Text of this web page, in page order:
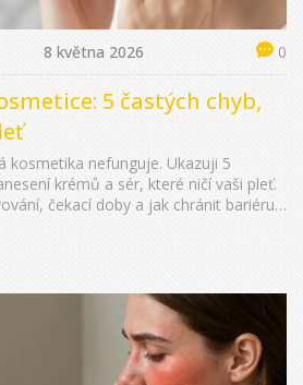
8 května 2026 0
5 častých chyb,
kosmetika nefunguje. Ukazuji 5
krémů a sér, které ničí vaši pleť.
čekací doby a jak chránit bariéru